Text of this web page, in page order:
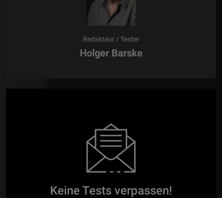
Redakteur / Tester
Holger Barske
Keine Tests verpassen!